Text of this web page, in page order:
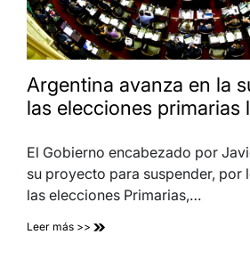
Argentina avanza en la
las elecciones primarias
El Gobierno encabezado por
su proyecto para suspender, por
las elecciones Primarias,…
Leer más >>